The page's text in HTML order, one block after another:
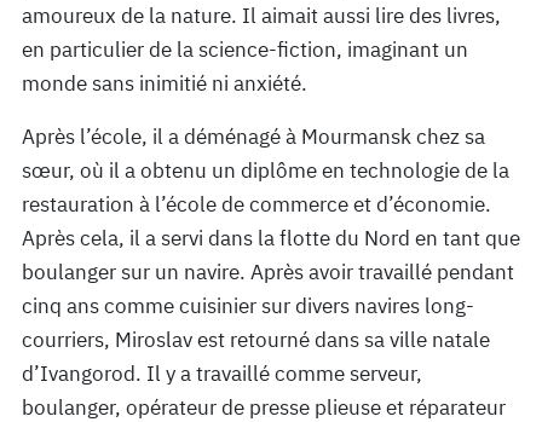
amoureux de la nature. Il aimait aussi lire des livres,
en particulier de la science-fiction, imaginant un
monde sans inimitié ni anxiété.
Après l’école, il a déménagé à Mourmansk chez sa
sœur, où il a obtenu un diplôme en technologie de la
restauration à l’école de commerce et d’économie.
Après cela, il a servi dans la flotte du Nord en tant que
boulanger sur un navire. Après avoir travaillé pendant
cinq ans comme cuisinier sur divers navires long-
courriers, Miroslav est retourné dans sa ville natale
d’Ivangorod. Il y a travaillé comme serveur,
boulanger, opérateur de presse plieuse et réparateur